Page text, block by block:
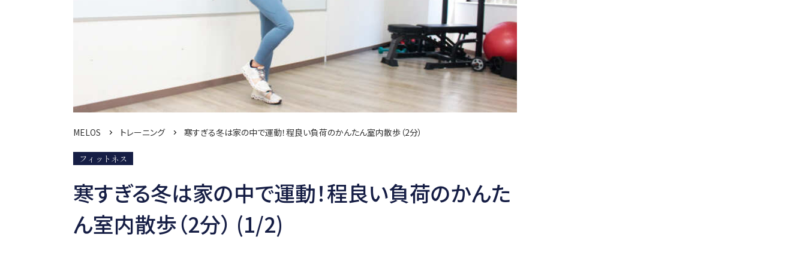
MELOS トレーニング 寒すぎる冬は家の中で運動！程良い負荷のかんたん室内散歩（2分）
フィットネス
寒すぎる冬は家の中で運動！程良い負荷のかんた
ん室内散歩（2分） (1/2)